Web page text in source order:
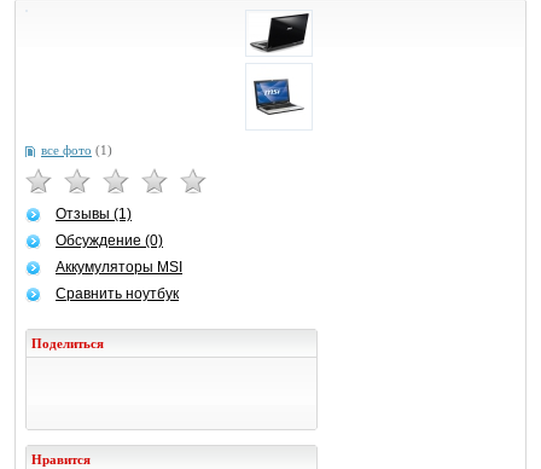
все фото (1)
Отзывы (1)
Обсуждение (0)
Аккумуляторы MSI
Сравнить ноутбук
Поделиться
Нравится